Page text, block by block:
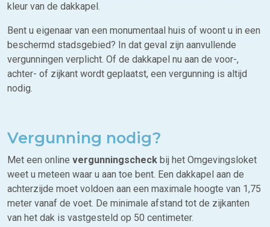
kleur van de dakkapel.
Bent u eigenaar van een monumentaal huis of woont u in een
beschermd stadsgebied? In dat geval zijn aanvullende
vergunningen verplicht. Of de dakkapel nu aan de voor-,
achter- of zijkant wordt geplaatst, een vergunning is altijd
nodig.
Vergunning nodig?
Met een online vergunningscheck bij het Omgevingsloket
weet u meteen waar u aan toe bent. Een dakkapel aan de
achterzijde moet voldoen aan een maximale hoogte van 1,75
meter vanaf de voet. De minimale afstand tot de zijkanten
van het dak is vastgesteld op 50 centimeter.